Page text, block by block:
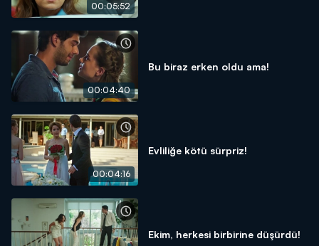
00:05:52
00:04:40
Bu biraz erken oldu ama!
00:04:16
Evliliğe kötü sürpriz!
Ekim, herkesi birbirine düşürdü!